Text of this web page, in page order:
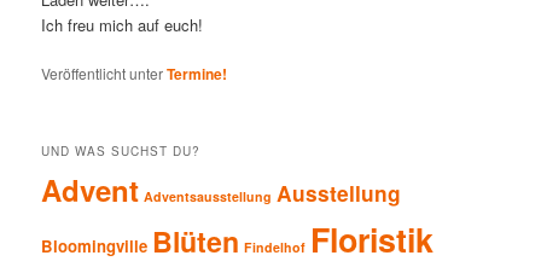
Ich freu mich auf euch!
Veröffentlicht unterTermine!
UND WAS SUCHST DU?
Advent Adventsausstellung Ausstellung
Bloomingville Blüten Findelhof Floristik